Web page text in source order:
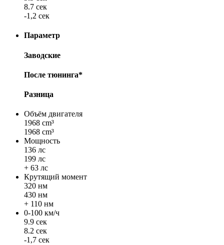
8.7 сек
-1,2 сек
Параметр
Заводские
После тюнинга*
Разница
Объём двигателя
1968 cm³
1968 cm³
Мощность
136 лс
199 лс
+ 63 лс
Крутящий момент
320 нм
430 нм
+ 110 нм
0-100 км/ч
9.9 сек
8.2 сек
-1,7 сек